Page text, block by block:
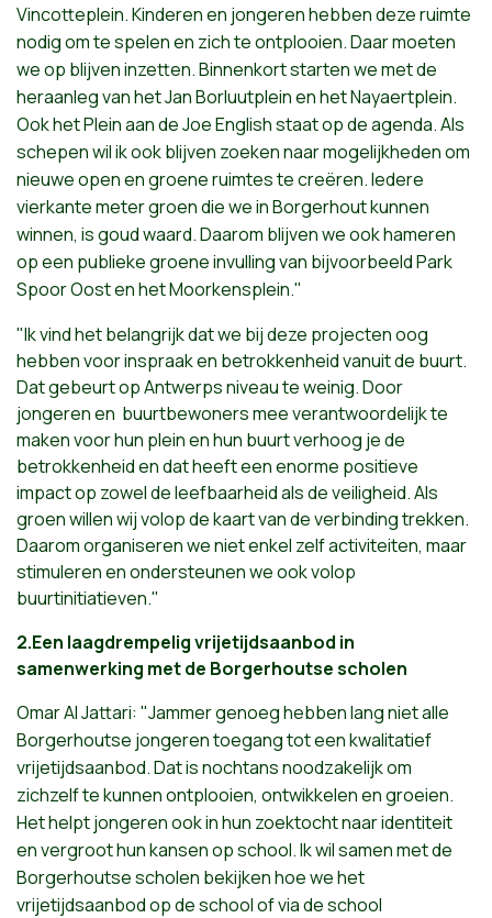
Vincotteplein.Kinderenen jongerenhebbendezeruimte
nodigomtespelenen zichteontplooien.Daarmoeten
we op blijveninzetten.Binnenkortstartenwe met de
heraanlegvanhetJanBorluutpleinenhetNayaertplein.
OokhetPleinaande Joe Englishstaatop de agenda.Als
schepenwilikookblijven zoekennaarmogelijkhedenom
nieuweopen engroeneruimtestecreëren.Iedere
vierkantemetergroendie we inBorgerhoutkunnen
winnen, isgoudwaard.Daarom blijvenweookhameren
opeen publiekegroeneinvullingvan bijvoorbeeldPark
SpoorOostenhetMoorkensplein."
"Ik vind het belangrijk dat we bij deze projecten oog
hebben voor inspraak en betrokkenheid vanuit de buurt.
Dat gebeurt op Antwerps niveau te weinig. Door
jongeren en buurtbewoners mee verantwoordelijk te
maken voor hun plein en hun buurt verhoog je de
betrokkenheid en dat heeft een enorme positieve
impact op zowel de leefbaarheid als de veiligheid. Als
groen willen wij volop de kaart van de verbinding trekken.
Daarom organiseren we niet enkel zelf activiteiten, maar
stimuleren en ondersteunen we ook volop
buurtinitiatieven."
2.Een laagdrempelig vrijetijdsaanbod in
samenwerking met de Borgerhoutse scholen
Omar Al Jattari: "Jammergenoeghebbenlangnietalle
Borgerhoutse jongerentoegangtoteenkwalitatief
vrijetijdsaanbod.Datisnochtansnoodzakelijkom
zichzelftekunnenontplooien, ontwikkelenengroeien.
Hethelptjongerenookinhun zoektochtnaaridentiteit
envergroothunkansenop school.Ikwilsamenmet de
BorgerhoutseschoIen bekijkenhoe wehet
vrijetijdsaanbodop de school of via de school